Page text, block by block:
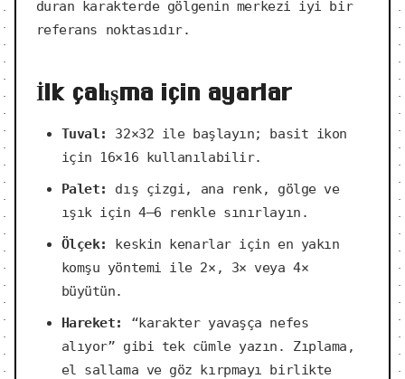
duran karakterde gölgenin merkezi iyi bir
referans noktasıdır.
İlk çalışma için ayarlar
Tuval:
32×32 ile başlayın; basit ikon
için 16×16 kullanılabilir.
Palet:
dış çizgi, ana renk, gölge ve
ışık için 4–6 renkle sınırlayın.
Ölçek:
keskin kenarlar için en yakın
komşu yöntemi ile 2×, 3× veya 4×
büyütün.
Hareket:
“karakter yavaşça nefes
alıyor” gibi tek cümle yazın. Zıplama,
el sallama ve göz kırpmayı birlikte